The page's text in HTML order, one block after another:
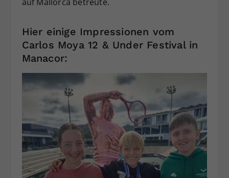
Hier einige Impressionen vom
Carlos Moya 12 & Under Festival in
Manacor: